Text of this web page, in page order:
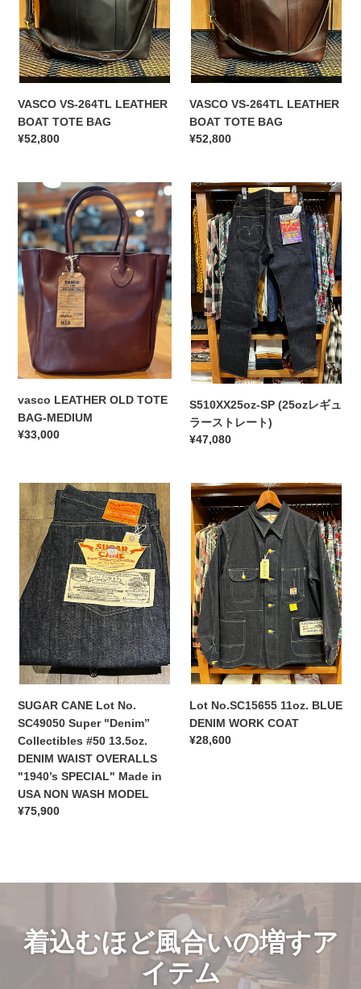
VASCO VS-264TL LEATHER
BOAT TOTE BAG
通
¥52,800
VASCO VS-264TL LEATHER
BOAT TOTE BAG
通
格
¥52,800
vasco
LEATHER
OLD
TOTE
BAG-
MEDIUM
vasco LEATHER OLD TOTE
BAG-MEDIUM
通
格
¥33,000
S510XX25oz-
SP
(25oz
レ
ギ
ュ
ラ
ー
ス
ト
レ
ー
ト)
S510XX25oz-SP (25ozレギュ
ラーストレート)
通
格
¥47,080
SUGAR
CANE
Lot
No.
SC49050
Super
"Denim”
Collectibles
#50
13.5oz.
DENIM
WAIST
OVERALLS
"1940’s
SPECIAL"
Made
in
USA
NON
SUGAR CANE Lot No.
SC49050 Super "Denim”
Collectibles #50 13.5oz.
DENIM WAIST OVERALLS
"1940’s SPECIAL" Made in
USA NON WASH MODEL
通
¥75,900
Lot
No.SC15655
11oz.
BLUE
DENIM
WORK
COAT
Lot No.SC15655 11oz. BLUE
DENIM WORK COAT
通
¥28,600
着込むほど風合いの増すア
イテム